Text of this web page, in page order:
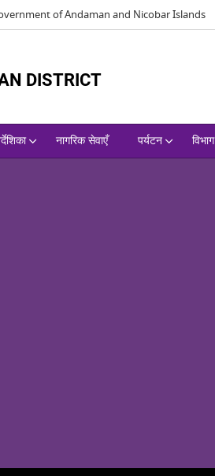
of Andaman and Nicobar Islands
DISTRICT
नागरिक सेवाएँ पर्यटन विभाग